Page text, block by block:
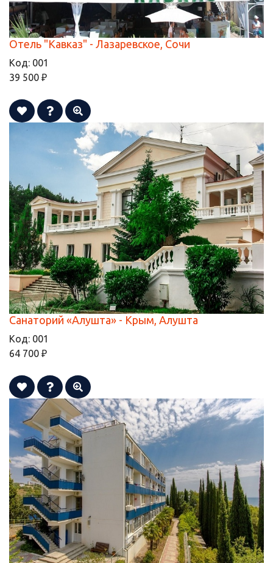
Отель "Кавказ" - Лазаревское, Сочи
Код: 001
39 500 ₽
Санаторий «Алушта» - Крым, Алушта
Код: 001
64 700 ₽